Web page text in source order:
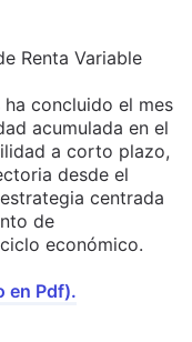
Renta Variable
concluido el mes
acumulada en el
a corto plazo,
desde el
centrada
de
económico.
en Pdf).